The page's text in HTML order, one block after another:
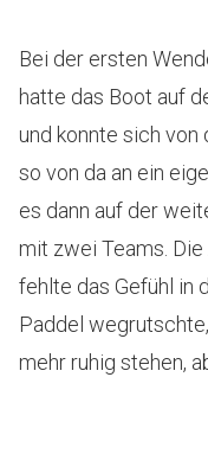
Bei der ersten
hatte das Boot auf
und konnte sich von
so von da an ein
es dann auf der
mit zwei Teams.
fehlte das Gefühl in
Paddel
mehr ruhig stehen,